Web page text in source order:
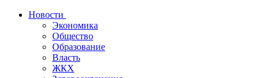
Новости
Экономика
Общество
Образование
Власть
ЖКХ